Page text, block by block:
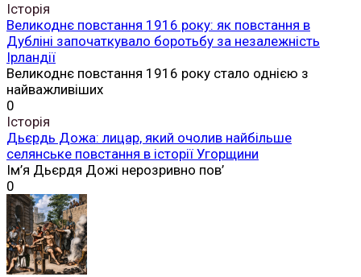
Історія
Великоднє повстання 1916 року: як повстання в
Дубліні започаткувало боротьбу за незалежність
Ірландії
Великоднє повстання 1916 року стало однією з
найважливіших
0
Історія
Дьєрдь Дожа: лицар, який очолив найбільше
селянське повстання в історії Угорщини
Ім’я Дьєрдя Дожі нерозривно пов’
0